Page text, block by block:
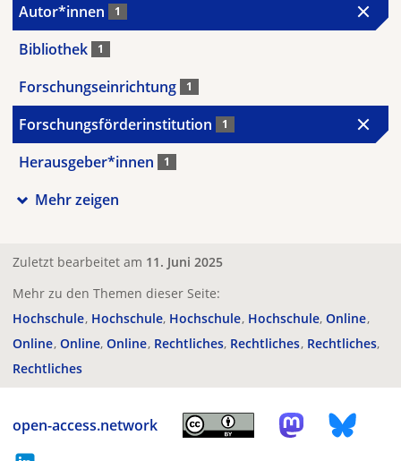
Autor*innen 1
Bibliothek 1
Forschungseinrichtung 1
Forschungsförderinstitution 1
Herausgeber*innen 1
Mehr zeigen
Zuletzt bearbeitet am 11. Juni 2025
Mehr zu den Themen dieser Seite:
Hochschule Hochschule Hochschule Hochschule Online
Online Online Online Rechtliches Rechtliches Rechtliches
Rechtliches
open-access.network